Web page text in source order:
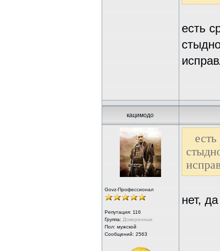
есть
кацимодо
Govz-Профессионал
Репутация: 116
Группа: Доверенные
Пол: мужской
Сообщений: 2563
нет,